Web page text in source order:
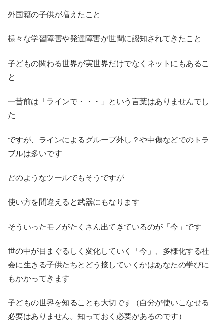
外国籍の子供が増えたこと
様々な学習障害や発達障害が世間に認知されてきたこと
子どもの関わる世界が実世界だけでなくネットにもあるこ
と
一昔前は「ラインで・・・」という言葉はありませんでし
た
ですが、ラインによるグループ外し？や中傷などでのトラ
ブルは多いです
どのようなツールでもそうですが
使い方を間違えると武器にもなります
そういったモノがたくさん出てきているのが「今」です
世の中が目まぐるしく変化していく「今」、多様化する社
会に生きる子供たちとどう接していくかはあなたの学びに
もかかってきます
子どもの世界を知ることも大切です（自分が使いこなせる
必要はありません。知っておく必要があるのです）